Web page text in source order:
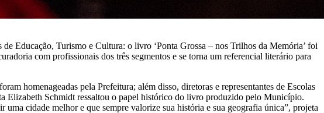
Educação, Turismo e Cultura: o livro ‘Ponta Grossa – nos Trilhos da Memória’ foi
com profissionais dos três segmentos e se torna um referencial literário para
homenageadas pela Prefeitura; além disso, diretoras e representantes de Escolas
Elizabeth Schmidt ressaltou o papel histórico do livro produzido pelo Município.
uma cidade melhor e que sempre valorize sua história e sua geografia única”, projeta